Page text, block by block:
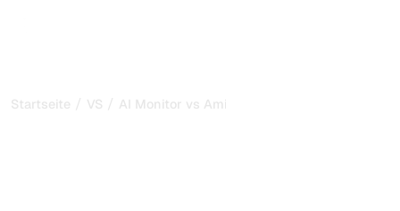
Startseite / VS / AI Monitor vs Amionai